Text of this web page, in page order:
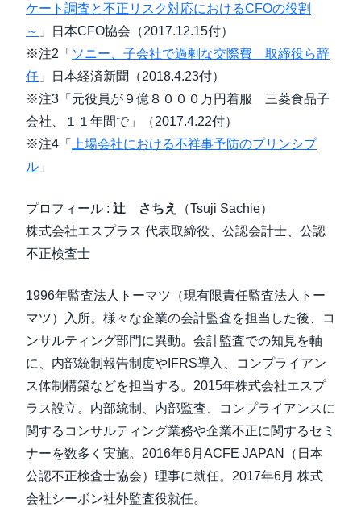
ケート調査と不正リスク対応におけるCFOの役割
～ 」日本CFO協会（2017.12.15付）
※注2「 ソニー、子会社で過剰な交際費 取締役ら辞
任 」日本経済新聞（2018.4.23付）
※注3「元役員が９億８０００万円着服 三菱食品子
会社、１１年間で」（2017.4.22付）
※注4「
上場会社における不祥事予防のプリンシプ
ル 」
プロフィール : 辻 さちえ
（Tsuji Sachie）
株式会社エスプラス 代表取締役、公認会計士、公認
不正検査士
1996年監査法人トーマツ（現有限責任監査法人トー
マツ）入所。様々な企業の会計監査を担当した後、コ
ンサルティング部門に異動。会計監査での知見を軸
に、内部統制報告制度やIFRS導入、コンプライアン
ス体制構築などを担当する。2015年株式会社エスプ
ラス設立。内部統制、内部監査、コンプライアンスに
関するコンサルティング業務や企業不正に関するセミ
ナーを数多く実施。2016年6月ACFE JAPAN（日本
公認不正検査士協会）理事に就任。2017年6月 株式
会社シーボン社外監査役就任。